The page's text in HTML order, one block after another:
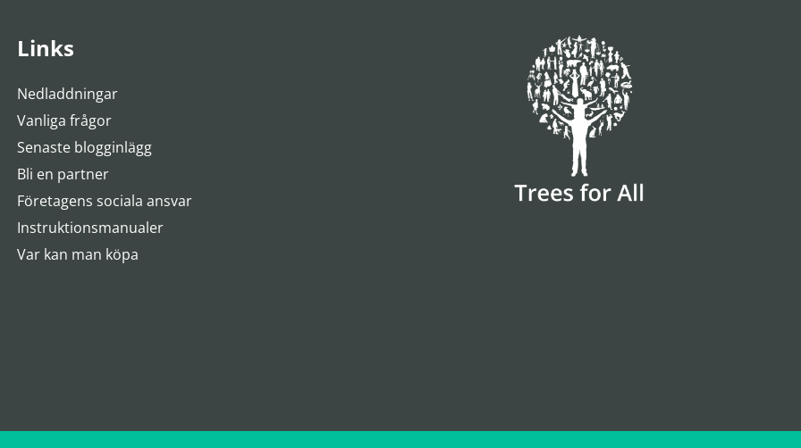
Links
Nedladdningar
Vanliga frågor
Senaste blogginlägg
Bli en partner
Företagens sociala ansvar
Instruktionsmanualer
Var kan man köpa